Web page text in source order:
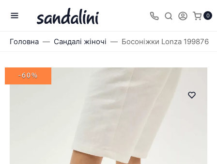
0
Головна Сандалі жіночі Босоніжки Lonza 199876
-60%